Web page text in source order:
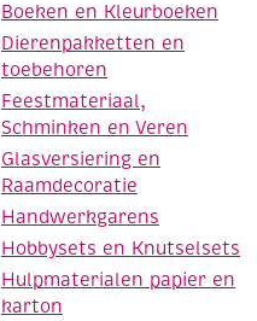
Boeken en Kleurboeken
Dierenpakketten en
toebehoren
Feestmateriaal,
Schminken en Veren
Glasversiering en
Raamdecoratie
Handwerkgarens
Hobbysets en Knutselsets
Hulpmaterialen papier en
karton